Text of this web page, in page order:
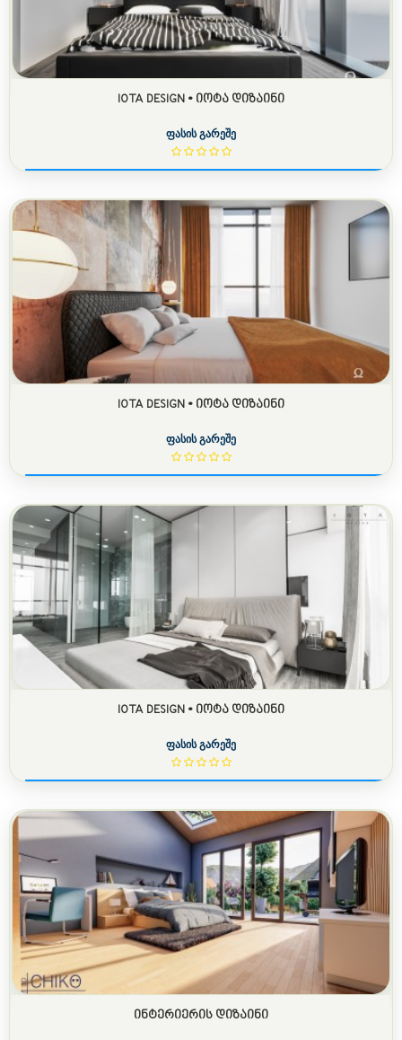
IOTA DESIGN • ᲘᲝᲢᲐ ᲓᲘᲖᲐᲘᲜᲘ
ფასის გარეშე
IOTA DESIGN • ᲘᲝᲢᲐ ᲓᲘᲖᲐᲘᲜᲘ
ფასის გარეშე
IOTA DESIGN • ᲘᲝᲢᲐ ᲓᲘᲖᲐᲘᲜᲘ
ფასის გარეშე
ᲘᲜᲢᲔᲠᲘᲔᲠᲘᲡ ᲓᲘᲖᲐᲘᲜᲘ